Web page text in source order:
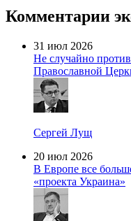
Комментарии
31 июл 2026
Не случайно
Православной
Сергей Лущ
20 июл 2026
В Европе все
«проекта Украина»